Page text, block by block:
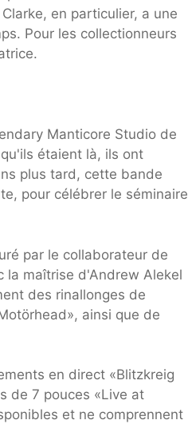
en particulier, a une
Pour les collectionneurs
Manticore Studio de
étaient là, ils ont
plus tard, cette bande
pour célébrer le séminaire
par le collaborateur de
la maîtrise d'Andrew Alekel
des rinallonges de
ainsi que de
en direct «Blitzkreig
de 7 pouces «Live at
et ne comprennent